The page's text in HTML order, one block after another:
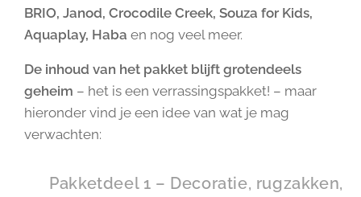
BRIO, Janod, Crocodile Creek, Souza for Kids,
Aquaplay, Haba en nog veel meer.
De inhoud van het pakket blijft grotendeels
geheim – het is een verrassingspakket! – maar
hieronder vind je een idee van wat je mag
verwachten:
✨ Pakketdeel 1 – Decoratie, rugzakken,